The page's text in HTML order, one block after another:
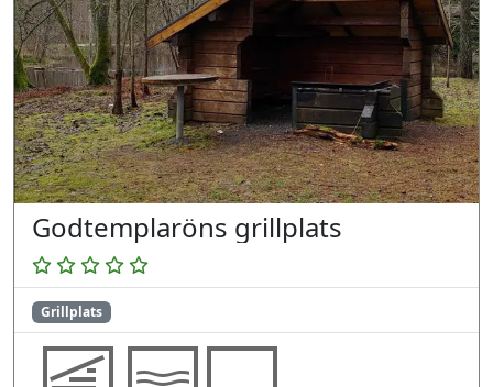
Godtemplaröns grillplats
Grillplats